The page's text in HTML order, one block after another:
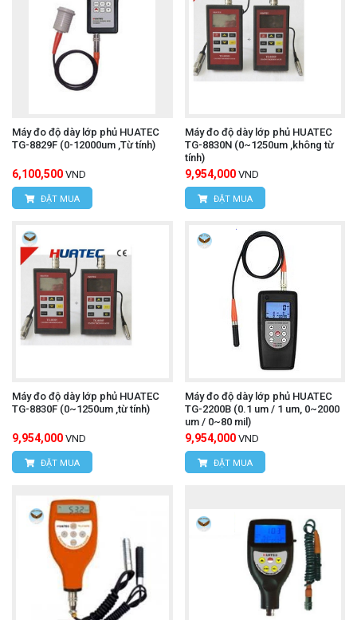
Máy đo độ dày lớp phủ HUATEC
TG-8829F (0-12000um ,Từ tính)
6,100,500 VND
ĐẶT MUA
Máy đo độ dày lớp phủ HUATEC
TG-8830N (0~1250um ,không từ
tính)
9,954,000 VND
ĐẶT MUA
Máy đo độ dày lớp phủ HUATEC
TG-8830F (0~1250um ,từ tính)
9,954,000 VND
ĐẶT MUA
Máy đo độ dày lớp phủ HUATEC
TG-2200B (0.1 um / 1 um, 0~2000
um / 0~80 mil)
9,954,000 VND
ĐẶT MUA